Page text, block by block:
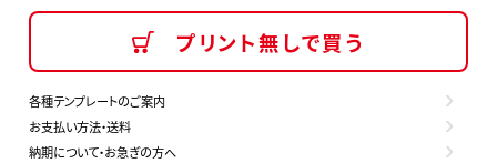
プリント無しで買う
各種テンプレートのご案内
お支払い方法・送料
納期について・お急ぎの方へ